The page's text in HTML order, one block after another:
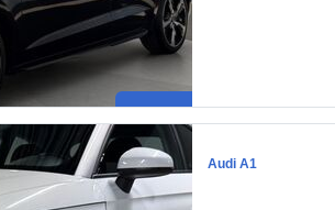
Audi A1